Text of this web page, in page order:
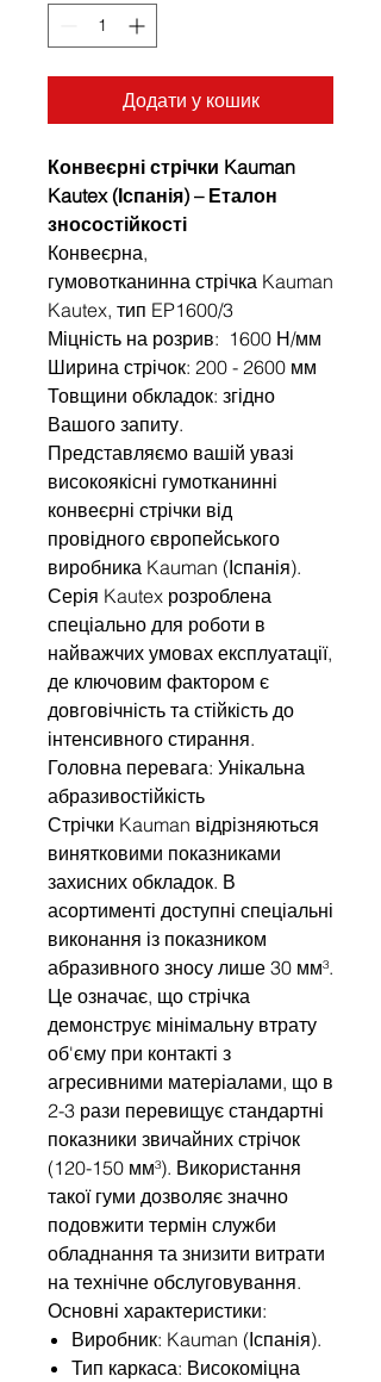
Додати у кошик
Конвеєрні стрічки Kauman
Kautex (Іспанія) – Еталон
зносостійкості
Конвеєрна,
гумовотканинна стрічка Kauman
Kautex, тип EP1600/3
Міцність на розрив: 1600 Н/мм
Ширина стрічок: 200 - 2600 мм
Товщини обкладок: згідно
Вашого запиту.
Представляємо вашій увазі
високоякісні гумотканинні
конвеєрні стрічки від
провідного європейського
виробника Kauman (Іспанія).
Серія Kautex розроблена
спеціально для роботи в
найважчих умовах експлуатації,
де ключовим фактором є
довговічність та стійкість до
інтенсивного стирання.
Головна перевага: Унікальна
абразивостійкість
Стрічки Kauman відрізняються
винятковими показниками
захисних обкладок. В
асортименті доступні спеціальні
виконання із показником
абразивного зносу лише 30 мм³.
Це означає, що стрічка
демонструє мінімальну втрату
об'єму при контакті з
агресивними матеріалами, що в
2-3 рази перевищує стандартні
показники звичайних стрічок
(120-150 мм³). Використання
такої гуми дозволяє значно
подовжити термін служби
обладнання та знизити витрати
на технічне обслуговування.
Основні характеристики:
Виробник: Kauman (Іспанія).
Тип каркаса: Високоміцна